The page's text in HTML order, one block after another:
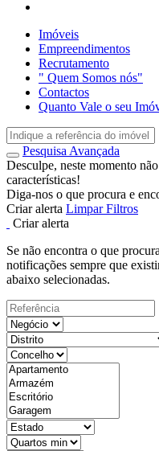
Imóveis
Empreendimentos
Recrutamento
" Quem Somos nós"
Contactos
Quanto Vale o seu
Pesquisa Avançada
Desculpe, neste momento
características!
Diga-nos o que procura e
Criar alerta Limpar Filtros
Criar alerta
Se não encontra o que
notificações sempre que
abaixo selecionadas.